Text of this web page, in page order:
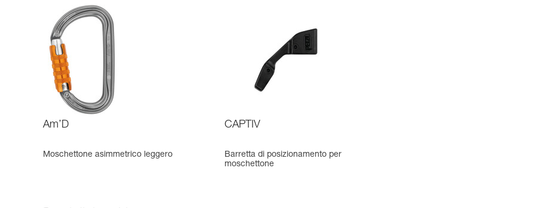
Am’D
Moschettone asimmetrico leggero
CAPTIV
Barretta di posizionamento per
moschettone